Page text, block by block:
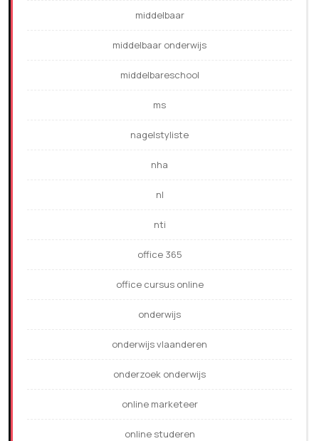
middelbaar
middelbaar onderwijs
middelbareschool
ms
nagelstyliste
nha
nl
nti
office 365
office cursus online
onderwijs
onderwijs vlaanderen
onderzoek onderwijs
online marketeer
online studeren